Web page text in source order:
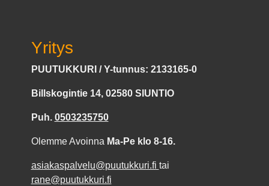
Yritys
PUUTUKKURI / Y-tunnus: 2133165-0
Billskogintie 14, 02580 SIUNTIO
Puh. 0503235750
Olemme Avoinna Ma-Pe klo 8-16.
asiakaspalvelu@puutukkuri.fi tai
rane@puutukkuri.fi